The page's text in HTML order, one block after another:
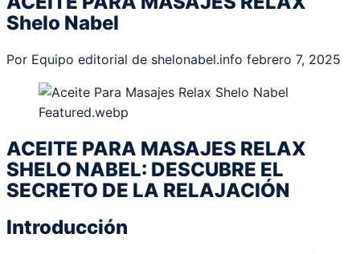
Shelo Nabel
Por Equipo editorial de shelonabel.info febrero 7, 2025
ACEITE PARA MASAJES RELAX
SHELO NABEL: DESCUBRE EL
SECRETO DE LA RELAJACIÓN
Introducción